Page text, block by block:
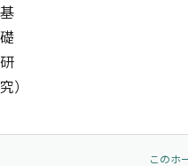
基
礎
研
究）
このホ